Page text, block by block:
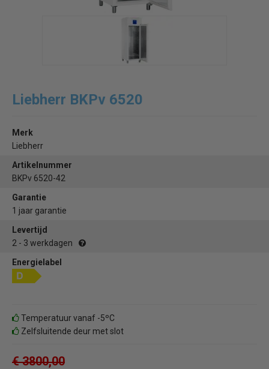
Liebherr BKPv 6520
Merk
Liebherr
Artikelnummer
BKPv 6520-42
Garantie
1 jaar garantie
Levertijd
2 - 3 werkdagen
Energielabel
Temperatuur vanaf -5ºC
Zelfsluitende deur met slot
€ 3800,00